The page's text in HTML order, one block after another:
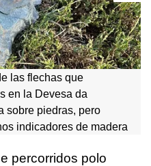
las flechas que
en la Devesa da
sobre piedras, pero
indicadores de madera
percorridos polo